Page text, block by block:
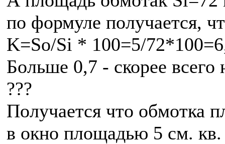
по формуле получается,
K=So/Si * 100=5/
Больше 0,7 - скорее всего
???
Получается что обмотка
в окно площадью 5 см. кв.